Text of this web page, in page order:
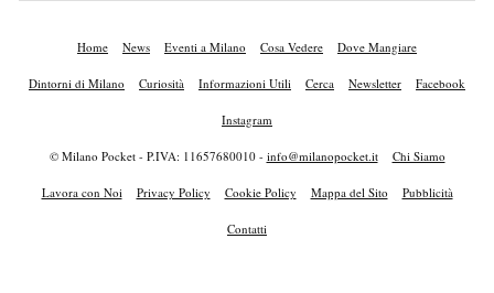
Home News Eventi a Milano Cosa Vedere Dove Mangiare
Dintorni di Milano Curiosità Informazioni Utili Cerca Newsletter Facebook
Instagram
© Milano Pocket - P.IVA: 11657680010 - info@milanopocket.it Chi Siamo
Lavora con Noi Privacy Policy Cookie Policy Mappa del Sito Pubblicità
Contatti